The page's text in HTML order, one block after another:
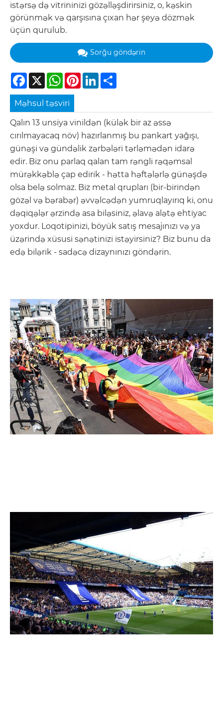
istərsə də vitrininizi gözəlləşdirirsiniz, o, kəskin
görünmək və qarşısına çıxan hər şeyə dözmək
üçün qurulub.
Sorğu göndərin
Facebook
X WhatsApp
Pinterest
LinkedIn
Məhsul təsviri
Qalın 13 unsiya vinildən (külək bir az əssə
cırılmayacaq növ) hazırlanmış bu pankart yağışı,
günəşi və gündəlik zərbələri tərləmədən idarə
edir. Biz onu parlaq qalan tam rəngli rəqəmsal
mürəkkəblə çap edirik - hətta həftələrlə günəşdə
olsa belə solmaz. Biz metal qrupları (bir-birindən
gözəl və bərabər) əvvəlcədən yumruqlayırıq ki, onu
dəqiqələr ərzində asa biləsiniz, əlavə alətə ehtiyac
yoxdur. Loqotipinizi, böyük satış mesajınızı və ya
üzərində xüsusi sənətinizi istəyirsiniz? Biz bunu da
edə bilərik - sadəcə dizaynınızı göndərin.